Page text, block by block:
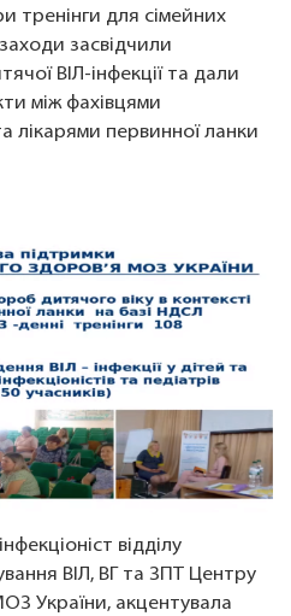
тренінги для сімейних
заходи засвідчили
ВІЛ-інфекції та дали
між фахівцями
лікарями первинної ланки
відділу
ВІЛ, ВГ та ЗПТ Центру
України, акцентувала